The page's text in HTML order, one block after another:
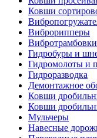
Ковши
Виброрипперы
Вибротрамбовки
Гидробуры и
Гидромолоты и
Гидроразводка
Демонтажное
Ковши
Ковши
Мульчеры
Навесные